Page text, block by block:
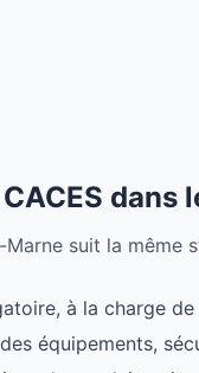
dans
suit la même
à la charge
équipements,